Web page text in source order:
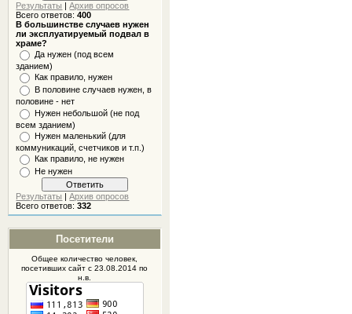
Результаты |Архив опросов
Всего ответов:400
В большинстве случаев нужен
ли эксплуатируемый подвал в
храме?
Да нужен (под всем
зданием)
Как правило, нужен
В половине случаев нужен, в
половине - нет
Нужен небольшой (не под
всем зданием)
Нужен маленький (для
коммуникаций, счетчиков и т.п.)
Как правило, не нужен
Не нужен
Результаты |Архив опросов
Всего ответов:332
Посетители
Общее количество человек,
посетившихсайтс 23.08.2014 по
н.в.